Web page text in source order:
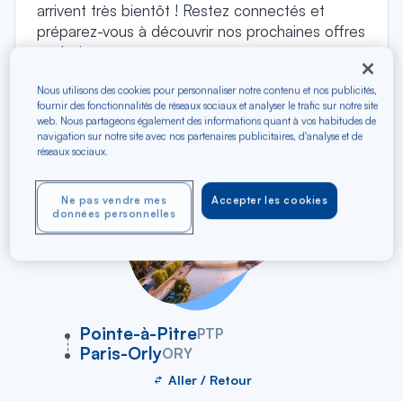
arrivent très bientôt ! Restez connectés et
préparez-vous à découvrir nos prochaines offres
exclusives.
Pointe-à-PitrePTP
vers
Paris-OrlyORY
Aller / Retour
Nous utilisons des cookies pour personnaliser notre contenu et nos publicités,
fournir des fonctionnalités de réseaux sociaux et analyser le trafic sur notre site
web. Nous partageons également des informations quant à vos habitudes de
navigation sur notre site avec nos partenaires publicitaires, d'analyse et de
réseaux sociaux.
Accepter les cookies
Ne pas vendre mes
données personnelles